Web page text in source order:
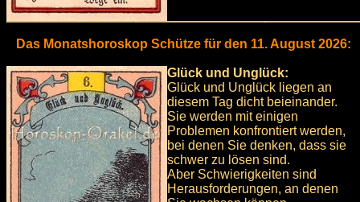
Das Monatshoroskop Schütze für den 11. August 2026:
Glück und Unglück:
Glück und Unglück liegen an
diesem Tag dicht beieinander.
Sie werden mit einigen
Problemen konfrontiert werden,
bei denen Sie denken, dass sie
schwer zu lösen sind.
Aber Schwierigkeiten sind
Herausforderungen, an denen